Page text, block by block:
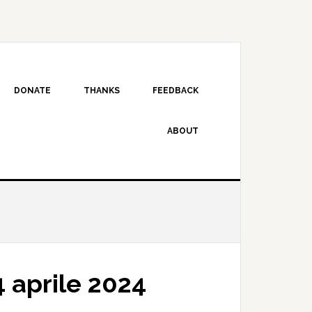
DONATE THANKS FEEDBACK
ABOUT
aprile 2024